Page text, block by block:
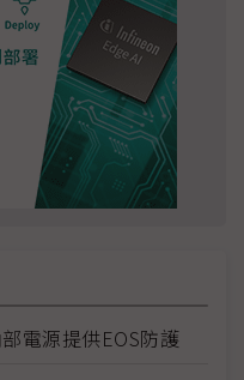
電源提供EOS防護